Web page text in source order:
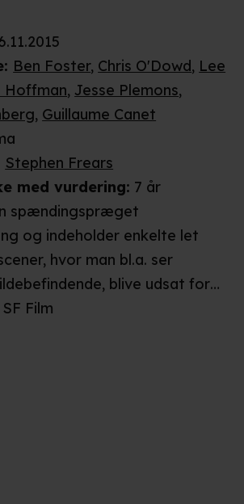
: Ben Foster, Chris O'Dowd, Lee
Hoffman, Jesse Plemons,
, Guillaume Canet
Stephen Frears
med vurdering: 7 år
spændingspræget
og indeholder enkelte let
hvor man bl.a. ser
blive udsat for
Én scene foregår
SF Film